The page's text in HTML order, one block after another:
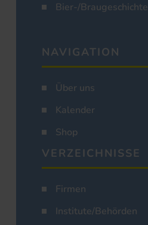
Bier-/Braugeschichte
NAVIGATION
Über uns
Kalender
Shop
VERZEICHNISSE
Firmen
Institute/Behörden